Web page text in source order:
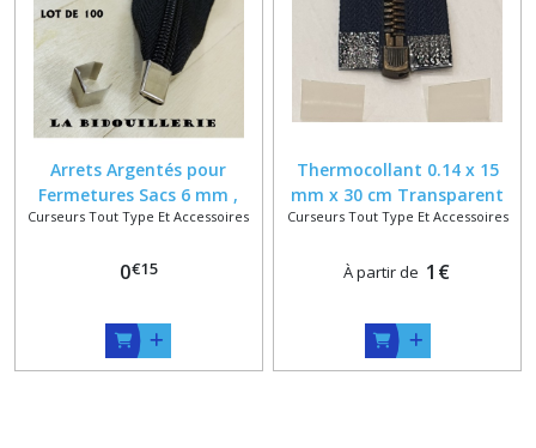
Arrets Argentés pour
Fermetures Sacs 6 mm ,
stop fermeture
Curseurs Tout Type Et Accessoires
0€15
Thermocollant 0.14 x 15
mm x 30 cm Transparent
pour renforcer les bas de
colle à tissus
Curseurs Tout Type Et Accessoires
À partir de 1 €